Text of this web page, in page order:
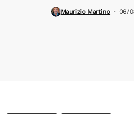
Maurizio Martino 06/